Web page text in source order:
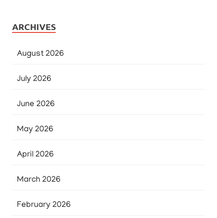
ARCHIVES
August 2026
July 2026
June 2026
May 2026
April 2026
March 2026
February 2026